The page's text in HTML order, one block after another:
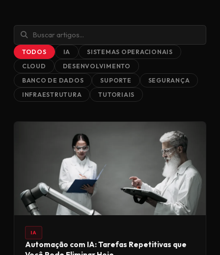
TODOS IA
SISTEMAS OPERACIONAIS
CLOUD
DESENVOLVIMENTO
BANCO DE DADOS
SUPORTE
SEGURANÇA
INFRAESTRUTURA
TUTORIAIS
IA
Automação com IA: Tarefas Repetitivas que